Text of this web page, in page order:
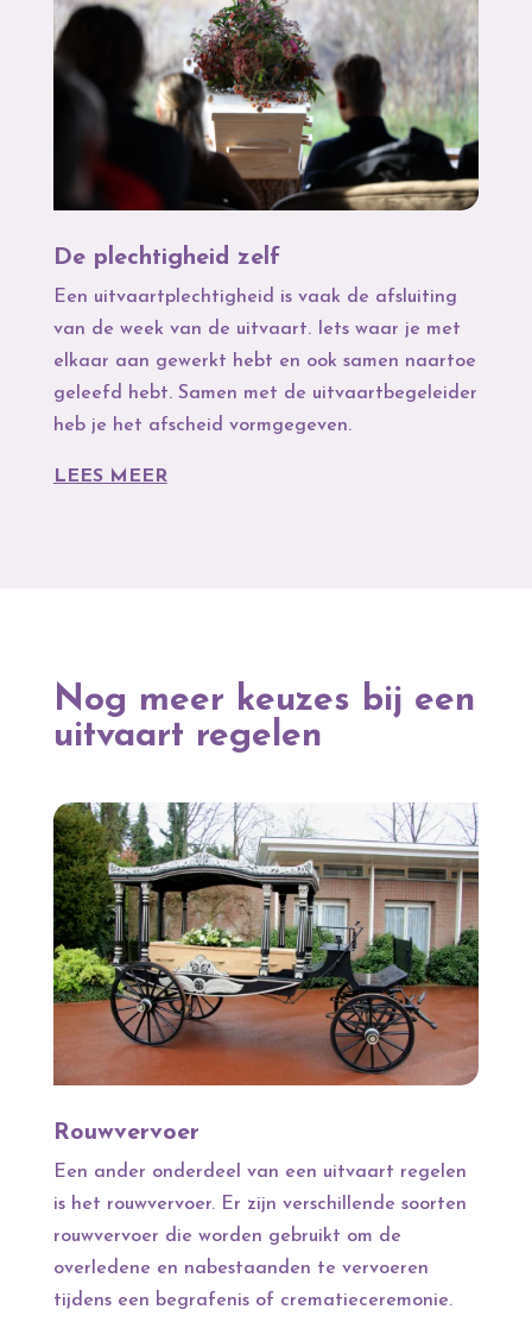
De plechtigheid zelf
Een uitvaartplechtigheid is vaak de afsluiting
van de week van de uitvaart. Iets waar je met
elkaar aan gewerkt hebt en ook samen naartoe
geleefd hebt. Samen met de uitvaartbegeleider
heb je het afscheid vormgegeven.
LEES MEER
Nog meer keuzes bij een
uitvaart regelen
Rouwvervoer
Een ander onderdeel van een uitvaart regelen
is het rouwvervoer. Er zijn verschillende soorten
rouwvervoer die worden gebruikt om de
overledene en nabestaanden te vervoeren
tijdens een begrafenis of crematieceremonie.